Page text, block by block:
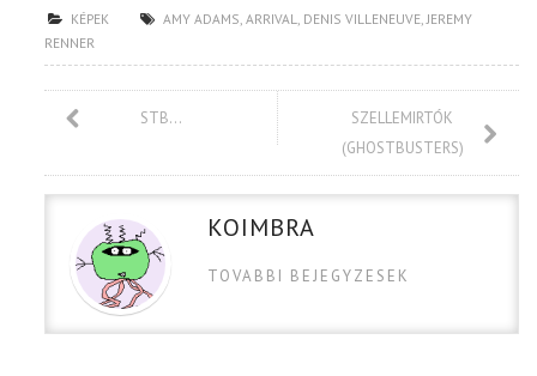
KÉPEK AMY ADAMS,ARRIVAL, DENIS VILLENEUVE,JEREMY
RENNER
STB…
SZELLEMIRTÓK
(GHOSTBUSTERS)
KOIMBRA
TOVABBI BEJEGYZESEK